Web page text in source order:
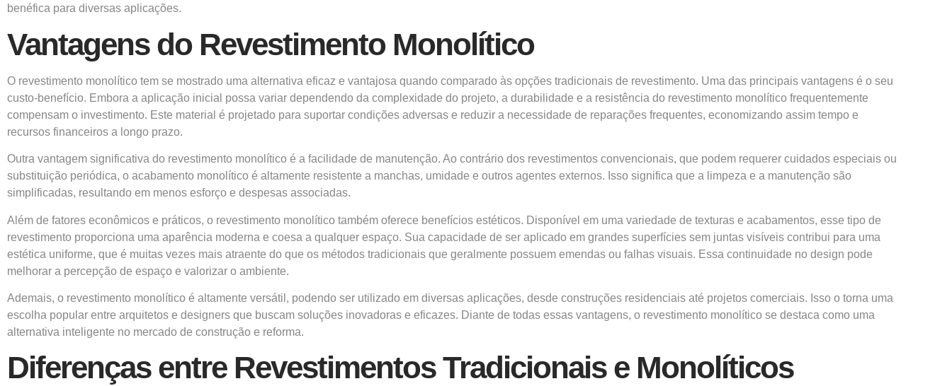
benéfica para diversas aplicações.
Vantagens do Revestimento Monolítico
O revestimento monolítico tem se mostrado uma alternativa eficaz e vantajosa quando comparado às opções tradicionais de revestimento. Uma das principais vantagens é o seu
custo-benefício. Embora a aplicação inicial possa variar dependendo da complexidade do projeto, a durabilidade e a resistência do revestimento monolítico frequentemente
compensam o investimento. Este material é projetado para suportar condições adversas e reduzir a necessidade de reparações frequentes, economizando assim tempo e
recursos financeiros a longo prazo.
Outra vantagem significativa do revestimento monolítico é a facilidade de manutenção. Ao contrário dos revestimentos convencionais, que podem requerer cuidados especiais ou
substituição periódica, o acabamento monolítico é altamente resistente a manchas, umidade e outros agentes externos. Isso significa que a limpeza e a manutenção são
simplificadas, resultando em menos esforço e despesas associadas.
Além de fatores econômicos e práticos, o revestimento monolítico também oferece benefícios estéticos. Disponível em uma variedade de texturas e acabamentos, esse tipo de
revestimento proporciona uma aparência moderna e coesa a qualquer espaço. Sua capacidade de ser aplicado em grandes superfícies sem juntas visíveis contribui para uma
estética uniforme, que é muitas vezes mais atraente do que os métodos tradicionais que geralmente possuem emendas ou falhas visuais. Essa continuidade no design pode
melhorar a percepção de espaço e valorizar o ambiente.
Ademais, o revestimento monolítico é altamente versátil, podendo ser utilizado em diversas aplicações, desde construções residenciais até projetos comerciais. Isso o torna uma
escolha popular entre arquitetos e designers que buscam soluções inovadoras e eficazes. Diante de todas essas vantagens, o revestimento monolítico se destaca como uma
alternativa inteligente no mercado de construção e reforma.
Diferenças entre Revestimentos Tradicionais e Monolíticos